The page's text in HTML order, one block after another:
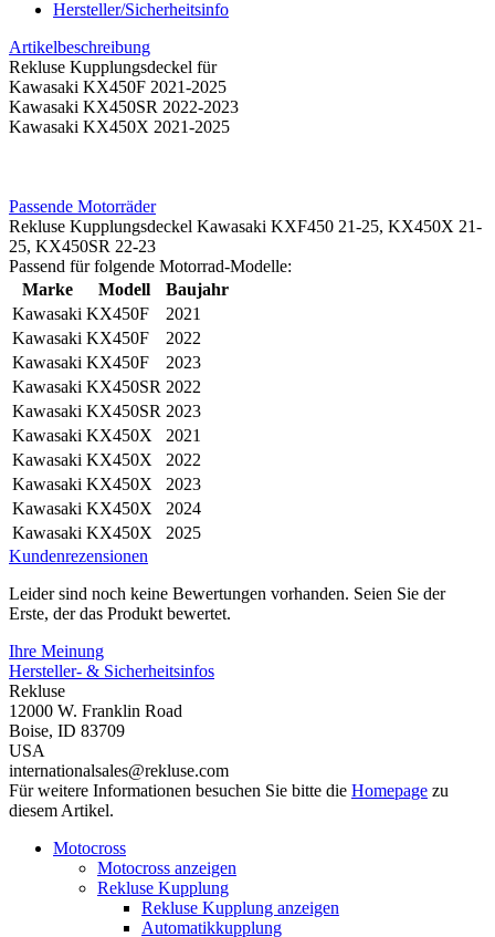
Hersteller/Sicherheitsinfo
Artikelbeschreibung
Rekluse Kupplungsdeckel für
Kawasaki KX450F 2021-2025
Kawasaki KX450SR 2022-2023
Kawasaki KX450X 2021-2025
Passende Motorräder
Rekluse Kupplungsdeckel Kawasaki KXF450 21-25, KX450X 21-
25, KX450SR 22-23
Passend für folgende Motorrad-Modelle:
Marke
Modell
Baujahr
Kawasaki KX450F
2021
Kawasaki KX450F
2022
Kawasaki KX450F
2023
Kawasaki KX450SR 2022
Kawasaki KX450SR 2023
Kawasaki KX450X
2021
Kawasaki KX450X
2022
Kawasaki KX450X
2023
Kawasaki KX450X
2024
Kawasaki KX450X
2025
Kundenrezensionen
Leider sind noch keine Bewertungen vorhanden. Seien Sie der
Erste, der das Produkt bewertet.
Ihre Meinung
Hersteller- & Sicherheitsinfos
Rekluse
12000 W. Franklin Road
Boise, ID 83709
USA
internationalsales@rekluse.com
Für weitere Informationen besuchen Sie bitte die Homepage zu
diesem Artikel.
Motocross
Motocross anzeigen
Rekluse Kupplung
Rekluse Kupplung anzeigen
Automatikkupplung